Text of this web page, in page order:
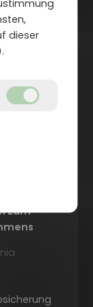
zum
dieser